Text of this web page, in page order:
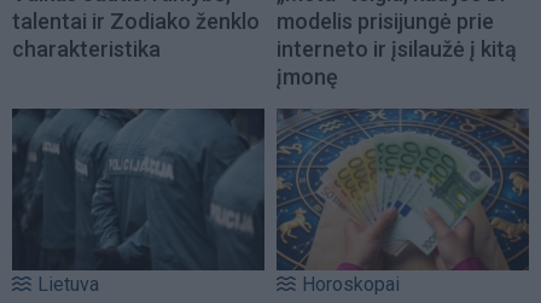
talentai ir Zodiako ženklo
charakteristika
modelis prisijungė prie
interneto ir įsilaužė į kitą
įmonę
Lietuva Horoskopai